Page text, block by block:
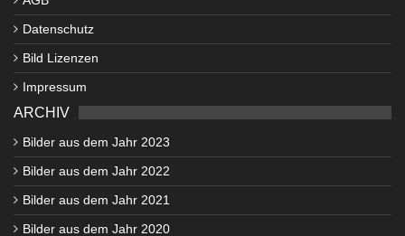
Datenschutz
Bild Lizenzen
Impressum
ARCHIV
Bilder aus dem Jahr 2023
Bilder aus dem Jahr 2022
Bilder aus dem Jahr 2021
Bilder aus dem Jahr 2020